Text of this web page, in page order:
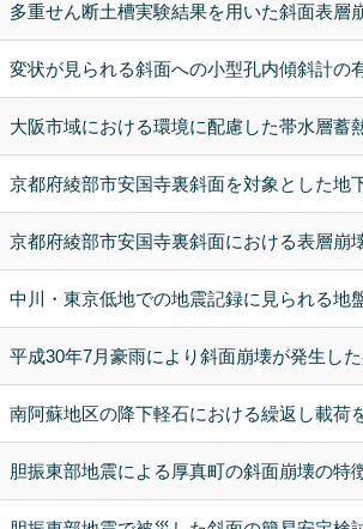
多重せん断土槽実験結果を用いた斜面表層
変状が見られる斜面への小型孔内傾斜計の
大阪市域における環境に配慮した帯水層蓄
京都府綾部市安国寺裏斜面を対象とした地
京都府綾部市安国寺裏斜面における表層崩
中川・東京低地での地震記録に見られる地
平成30年7月豪雨により斜面崩壊が発生し
南阿蘇地区の降下軽石における繰返し載荷
胆振東部地震による厚真町の斜面崩壊の特